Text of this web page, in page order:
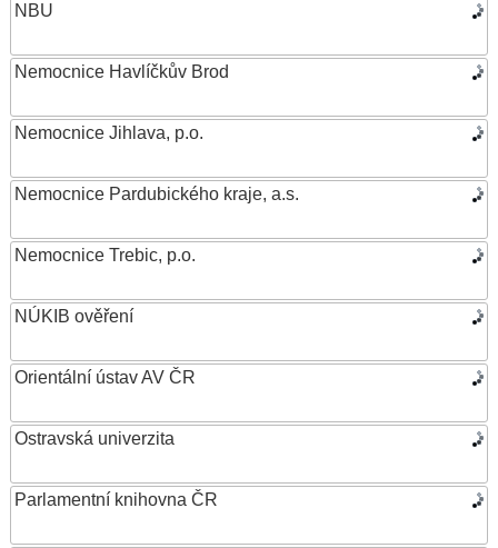
NBU
Nemocnice Havlíčkův Brod
Nemocnice Jihlava, p.o.
Nemocnice Pardubického kraje, a.s.
Nemocnice Trebic, p.o.
NÚKIB ověření
Orientální ústav AV ČR
Ostravská univerzita
Parlamentní knihovna ČR